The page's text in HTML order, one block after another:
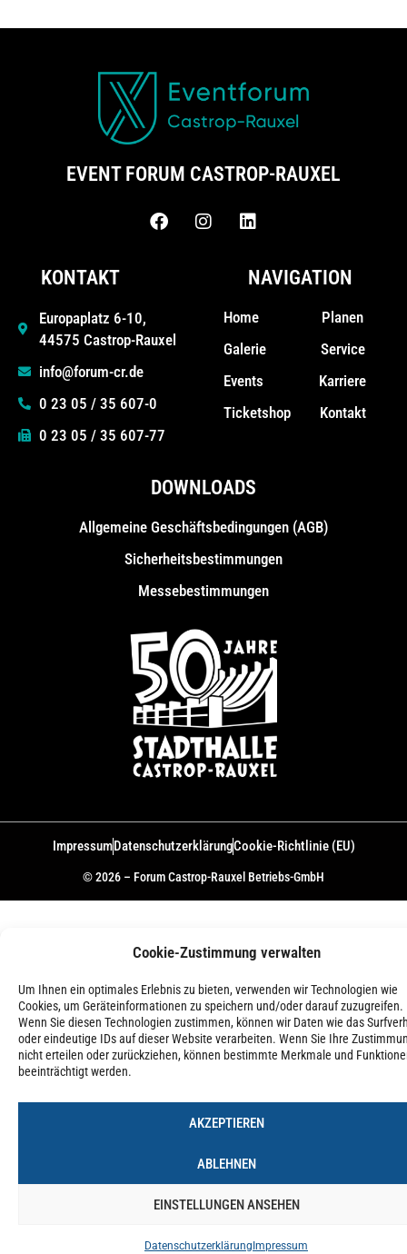
Cookie-Zustimmung verwalten
Um Ihnen ein optimales Erlebnis zu bieten, verwenden wir Technologien wie
Cookies, um Geräteinformationen zu speichern und/oder darauf zuzugreifen.
Wenn Sie diesen Technologien zustimmen, können wir Daten wie das
oder eindeutige IDs auf dieser Website verarbeiten. Wenn Sie Ihre
nicht erteilen oder zurückziehen, können bestimmte Merkmale und
beeinträchtigt werden.
AKZEPTIEREN
ABLEHNEN
EINSTELLUNGEN ANSEHEN
Datenschutzerklärung Impressum
EVENT FORUM CASTROP-RAUXEL
KONTAKT
Europaplatz 6-10,
44575 Castrop-Rauxel
info@forum-cr.de
0 23 05 / 35 607-0
0 23 05 / 35 607-77
NAVIGATION
Home
Galerie
Events
Ticketshop
Planen
Service
Karriere
Kontakt
DOWNLOADS
Allgemeine Geschäfts­bedingungen (AGB)
Sicherheitsbestimmungen
Messebestimmungen
© 2026 – Forum Castrop-Rauxel Betriebs-GmbH
ImpressumDatenschutzerklärungCookie-Richtlinie (EU)